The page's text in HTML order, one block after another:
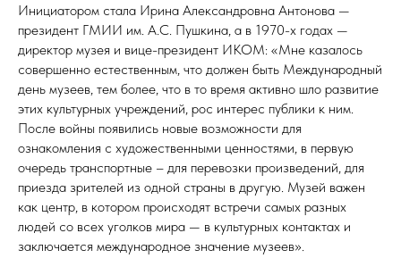
Инициатором стала Ирина Александровна Антонова —
президент ГМИИ им. А.С. Пушкина, а в 1970-х годах —
директор музея и вице-президент ИКОМ: «Мне казалось
совершенно естественным, что должен быть Международный
день музеев, тем более, что в то время активно шло развитие
этих культурных учреждений, рос интерес публики к ним.
После войны появились новые возможности для
ознакомления с художественными ценностями, в первую
очередь транспортные – для перевозки произведений, для
приезда зрителей из одной страны в другую. Музей важен
как центр, в котором происходят встречи самых разных
людей со всех уголков мира — в культурных контактах и
заключается международное значение музеев».